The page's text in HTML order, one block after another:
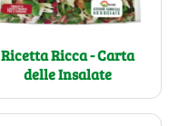
Ricetta Ricca - Carta
delle Insalate